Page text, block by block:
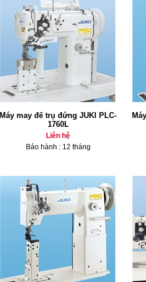
Máy may đế trụ đứng JUKI PLC-
1760L
Liên hệ
Bảo hành : 12 tháng